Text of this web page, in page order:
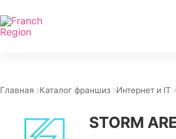
Главная Каталог франшиз Интернет и IT
STORM